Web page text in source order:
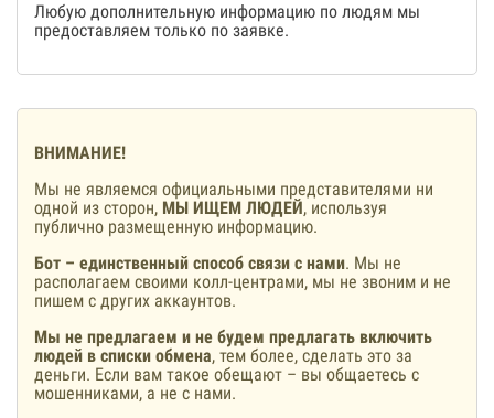
Любую дополнительную информацию по людям мы
предоставляем только по заявке.
ВНИМАНИЕ!
Мы не являемся официальными представителями ни
одной из сторон, МЫ ИЩЕМ ЛЮДЕЙ, используя
публично размещенную информацию.
Бот – единственный способ связи с нами. Мы не
располагаем своими колл-центрами, мы не звоним и не
пишем с других аккаунтов.
Мы не предлагаем и не будем предлагать включить
людей в списки обмена, тем более, сделать это за
деньги. Если вам такое обещают – вы общаетесь с
мошенниками, а не с нами.